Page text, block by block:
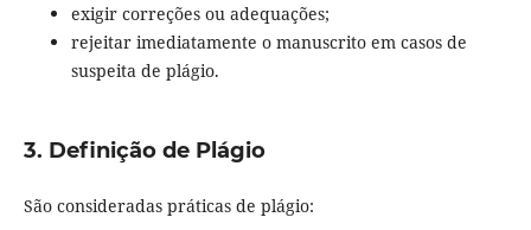
exigir correções ou adequações;
rejeitar imediatamente o manuscrito em casos de
suspeita de plágio.
3. Definição de Plágio
São consideradas práticas de plágio: